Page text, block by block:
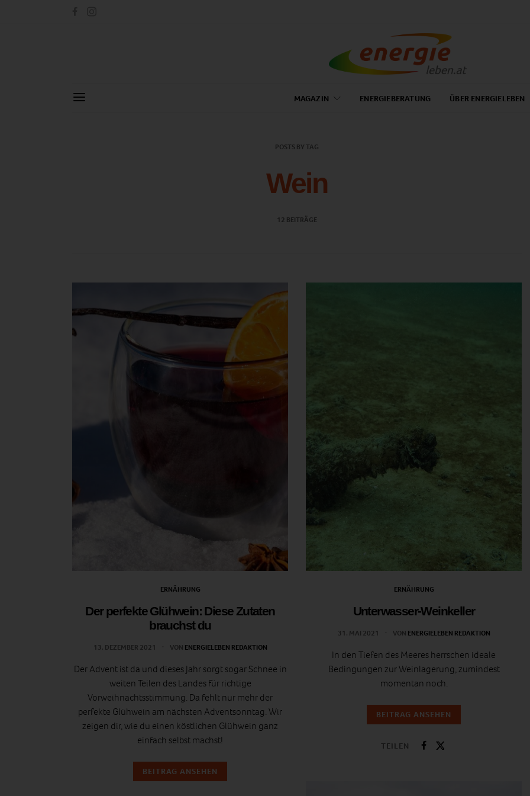
MAGAZIN ENERGIEBERATUNG ÜBER ENERGIELEBEN
POSTS BY TAG
Wein
12 BEITRÄGE
ERNÄHRUNG
Der perfekte Glühwein: Diese Zutaten
brauchst du
13. DEZEMBER 2021 VON ENERGIELEBEN REDAKTION
Der Advent ist da und dieses Jahr sorgt sogar Schnee in
weiten Teilen des Landes für richtige
Vorweihnachtsstimmung. Da fehlt nur mehr der
perfekte Glühwein am nächsten Adventsonntag. Wir
zeigen dir, wie du einen köstlichen Glühwein ganz
einfach selbst machst!
BEITRAG ANSEHEN
ERNÄHRUNG
Unterwasser-Weinkeller
31. MAI 2021 VON ENERGIELEBEN REDAKTION
In den Tiefen des Meeres herrschen ideale
Bedingungen zur Weinlagerung, zumindest
momentan noch.
BEITRAG ANSEHEN
TEILEN